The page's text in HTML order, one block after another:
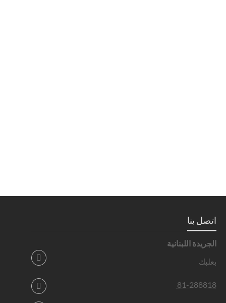
اتصل بنا
الجريدة اللبنانية
بعلبك
81-288818